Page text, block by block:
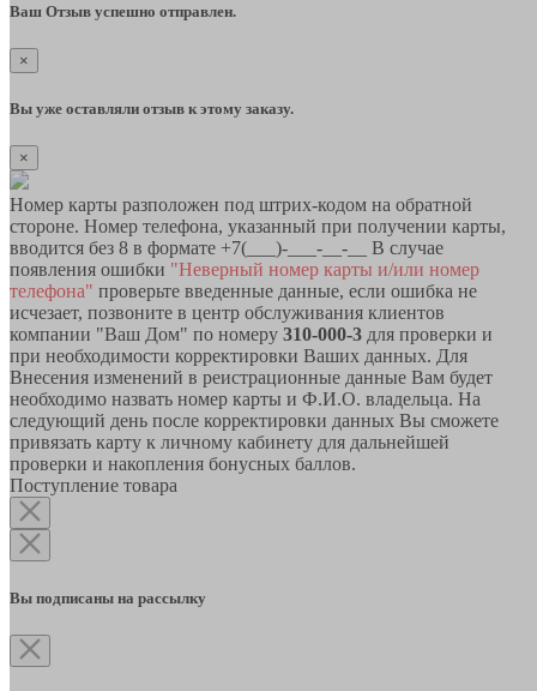
Ваш Отзыв успешно отправлен.
×
Вы уже оставляли отзыв к этому заказу.
×
Номер карты разположен под штрих-кодом на обратной
стороне. Номер телефона, указанный при получении карты,
вводится без 8 в формате +7(___)-___-__-__ В случае
появления ошибки "Неверный номер карты и/или номер
телефона" проверьте введенные данные, если ошибка не
исчезает, позвоните в центр обслуживания клиентов
компании "Ваш Дом" по номеру 310-000-3 для проверки и
при необходимости корректировки Ваших данных. Для
Внесения изменений в реистрационные данные Вам будет
необходимо назвать номер карты и Ф.И.О. владельца. На
следующий день после корректировки данных Вы сможете
привязать карту к личному кабинету для дальнейшей
проверки и накопления бонусных баллов.
Поступление товара
Вы подписаны на рассылку